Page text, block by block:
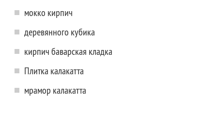
мокко кирпич
деревянного кубика
кирпич баварская кладка
Плитка калакатта
мрамор калакатта